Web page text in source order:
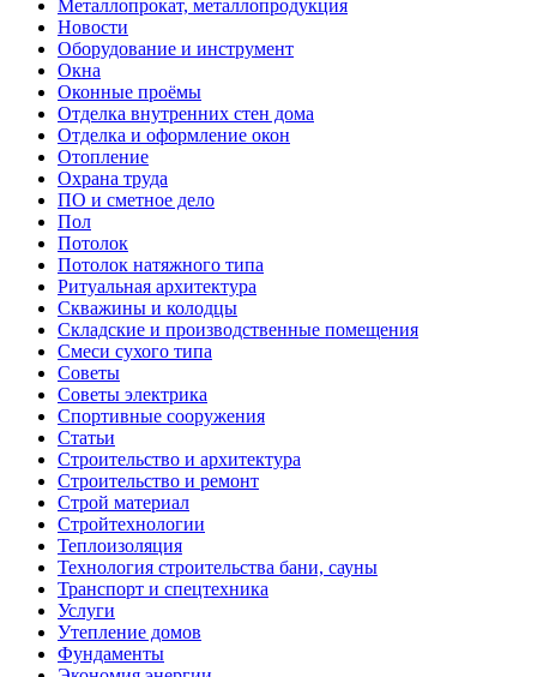
Металлопрокат, металлопродукция
Новости
Оборудование и инструмент
Окна
Оконные проёмы
Отделка внутренних стен дома
Отделка и оформление окон
Отопление
Охрана труда
ПО и сметное дело
Пол
Потолок
Потолок натяжного типа
Ритуальная архитектура
Скважины и колодцы
Складские и производственные помещения
Смеси сухого типа
Советы
Советы электрика
Спортивные сооружения
Статьи
Строительство и архитектура
Строительство и ремонт
Строй материал
Стройтехнологии
Теплоизоляция
Технология строительства бани, сауны
Транспорт и спецтехника
Услуги
Утепление домов
Фундаменты